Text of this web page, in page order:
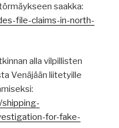
saakka:
file-claims-in-north-
alla vilpillisten
Venäjään liitetyille
for-fake-